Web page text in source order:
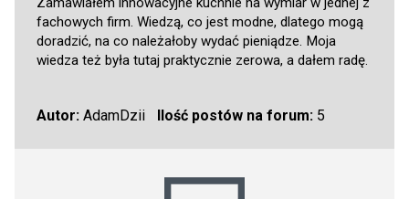
fachowych firm. Wiedzą, co jest modne, dlatego mogą
doradzić, na co należałoby wydać pieniądze. Moja
wiedza też była tutaj praktycznie zerowa, a dałem radę.
Autor: AdamDzii Ilość postów na forum:5